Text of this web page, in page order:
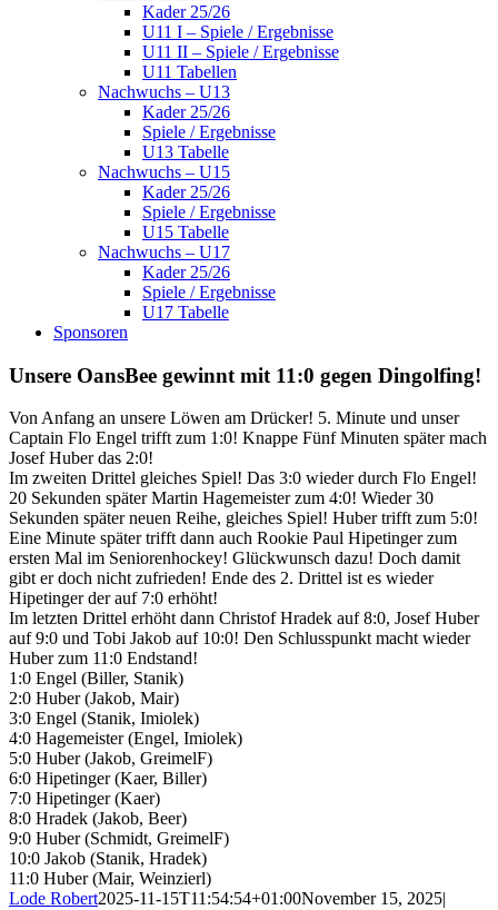
Kader 25/26
U11 I – Spiele / Ergebnisse
U11 II – Spiele / Ergebnisse
U11 Tabellen
Nachwuchs – U13
Kader 25/26
Spiele / Ergebnisse
U13 Tabelle
Nachwuchs – U15
Kader 25/26
Spiele / Ergebnisse
U15 Tabelle
Nachwuchs – U17
Kader 25/26
Spiele / Ergebnisse
U17 Tabelle
Sponsoren
Unsere OansBee gewinnt mit 11:0 gegen Dingolfing!
Von Anfang an unsere Löwen am Drücker! 5. Minute und unser
Captain Flo Engel trifft zum 1:0! Knappe Fünf Minuten später mach
Josef Huber das 2:0!
Im zweiten Drittel gleiches Spiel! Das 3:0 wieder durch Flo Engel!
20 Sekunden später Martin Hagemeister zum 4:0! Wieder 30
Sekunden später neuen Reihe, gleiches Spiel! Huber trifft zum 5:0!
Eine Minute später trifft dann auch Rookie Paul Hipetinger zum
ersten Mal im Seniorenhockey! Glückwunsch dazu! Doch damit
gibt er doch nicht zufrieden! Ende des 2. Drittel ist es wieder
Hipetinger der auf 7:0 erhöht!
Im letzten Drittel erhöht dann Christof Hradek auf 8:0, Josef Huber
auf 9:0 und Tobi Jakob auf 10:0! Den Schlusspunkt macht wieder
Huber zum 11:0 Endstand!
1:0 Engel (Biller, Stanik)
2:0 Huber (Jakob, Mair)
3:0 Engel (Stanik, Imiolek)
4:0 Hagemeister (Engel, Imiolek)
5:0 Huber (Jakob, GreimelF)
6:0 Hipetinger (Kaer, Biller)
7:0 Hipetinger (Kaer)
8:0 Hradek (Jakob, Beer)
9:0 Huber (Schmidt, GreimelF)
10:0 Jakob (Stanik, Hradek)
11:0 Huber (Mair, Weinzierl)
Lode Robert2025-11-15T11:54:54+01:00November 15, 2025|